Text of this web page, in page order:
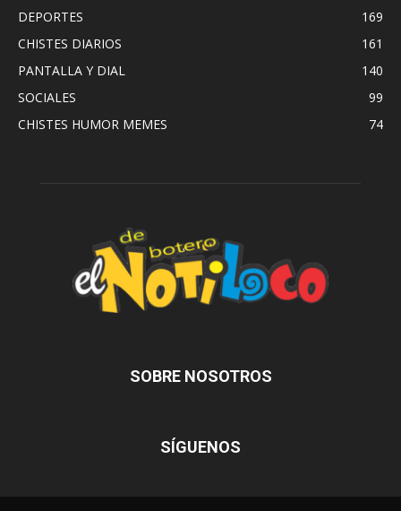
DEPORTES
169
CHISTES DIARIOS
161
PANTALLA Y DIAL
140
SOCIALES
99
CHISTES HUMOR MEMES
74
SOBRE NOSOTROS
SÍGUENOS